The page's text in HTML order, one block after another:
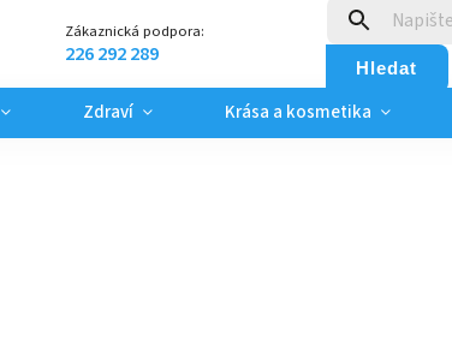
Zákaznická podpora:
226 292 289 Hledat
Zdraví Krása a kosmetika